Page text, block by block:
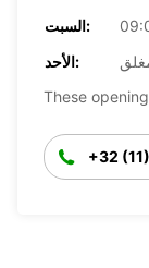
السبت:
الأحد:
These
+32